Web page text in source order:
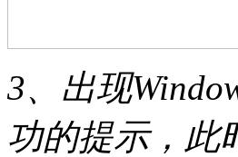
3、出现
功的提示，此